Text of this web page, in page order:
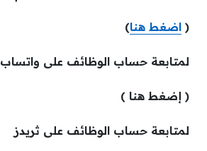
( اضغط هنا)
لمتابعة حساب الوظائف على واتساب
( إضغط هنا )
لمتابعة حساب الوظائف على ثريدز